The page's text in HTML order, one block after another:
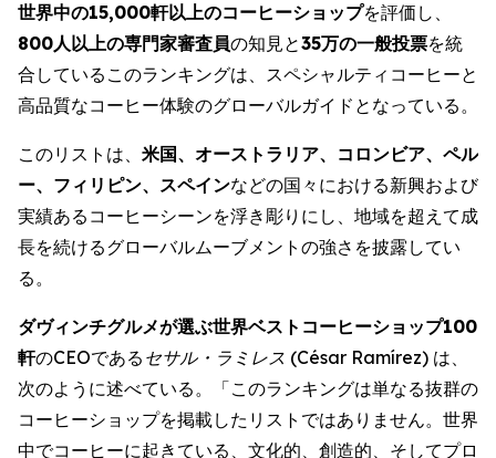
世界中の15,000軒以上のコーヒーショップを評価し、
800人以上の専門家審査員の知見と35万の一般投票を統
合しているこのランキングは、スペシャルティコーヒーと
高品質なコーヒー体験のグローバルガイドとなっている。
このリストは、 米国、オーストラリア、コロンビア、ペル
ー、フィリピン、スペインなどの国々における新興および
実績あるコーヒーシーンを浮き彫りにし、地域を超えて成
長を続けるグローバルムーブメントの強さを披露してい
る。
ダヴィンチグルメが選ぶ世界ベストコーヒーショップ100
軒のCEOである セサル・ラミレス (César Ramírez) は、
次のように述べている。「このランキングは単なる抜群の
コーヒーショップを掲載したリストではありません。世界
中でコーヒーに起きている、文化的、創造的、そしてプロ